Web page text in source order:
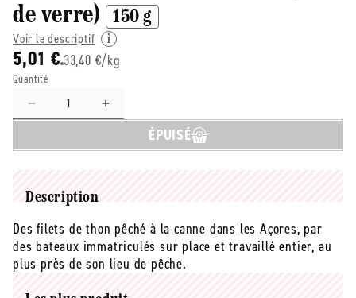
de verre)
150 g
Voir le descriptif
5,01 € 33,40 €/kg
Quantité
Réduire
-
Filets
de
thon
au
naturel
Augmenter
quantité
Filets
de
thon
naturel
ÉPUISÉ
Description
Des filets de thon pêché à la canne dans les Açores, par
des bateaux immatriculés sur place et travaillé entier, au
plus près de son lieu de pêche.